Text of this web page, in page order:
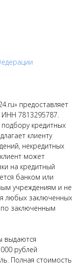
предоставляет
7813295787.
кредитных
клиенту
некредитных
может
на кредитный
банком или
учреждениям и не
любых заключенных
заключенным
выдаются
рублей
Полная стоимость